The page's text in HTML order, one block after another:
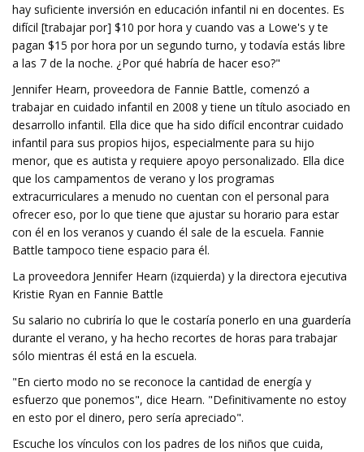
hay suficiente inversión en educación infantil ni en docentes. Es
difícil [trabajar por] $10 por hora y cuando vas a Lowe's y te
pagan $15 por hora por un segundo turno, y todavía estás libre
a las 7 de la noche. ¿Por qué habría de hacer eso?"
Jennifer Hearn, proveedora de Fannie Battle, comenzó a
trabajar en cuidado infantil en 2008 y tiene un título asociado en
desarrollo infantil. Ella dice que ha sido difícil encontrar cuidado
infantil para sus propios hijos, especialmente para su hijo
menor, que es autista y requiere apoyo personalizado. Ella dice
que los campamentos de verano y los programas
extracurriculares a menudo no cuentan con el personal para
ofrecer eso, por lo que tiene que ajustar su horario para estar
con él en los veranos y cuando él sale de la escuela. Fannie
Battle tampoco tiene espacio para él.
La proveedora Jennifer Hearn (izquierda) y la directora ejecutiva
Kristie Ryan en Fannie Battle
Su salario no cubriría lo que le costaría ponerlo en una guardería
durante el verano, y ha hecho recortes de horas para trabajar
sólo mientras él está en la escuela.
"En cierto modo no se reconoce la cantidad de energía y
esfuerzo que ponemos", dice Hearn. "Definitivamente no estoy
en esto por el dinero, pero sería apreciado".
Escuche los vínculos con los padres de los niños que cuida,